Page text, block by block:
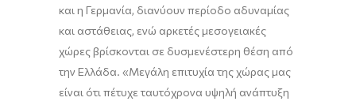
και η Γερμανία, διανύουν περίοδο αδυναμίας
και αστάθειας, ενώ αρκετές μεσογειακές
χώρες βρίσκονται σε δυσμενέστερη θέση από
την Ελλάδα. «Μεγάλη επιτυχία της χώρας μας
είναι ότι πέτυχε ταυτόχρονα υψηλή ανάπτυξη